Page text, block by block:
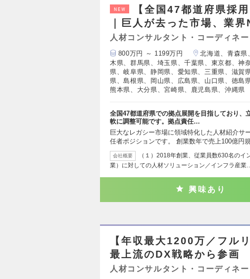
NEW
【全国47都道府県採
｜巨人が去った市場、業
人材コンサルタント・コーディネ
800万円 ～ 1199万円
北海道、青森県
木県、群馬県、埼玉県、千葉県、東京都、神
県、岐阜県、静岡県、愛知県、三重県、滋賀
県、島根県、岡山県、広島県、山口県、徳島
熊本県、大分県、宮崎県、鹿児島県、沖縄県
全国47都道府県での拠点展開を目指しており、
軟に調整可能です。拠点責任…
巨大なレガシー市場に領域特化した人材紹介サ
任者ポジションです。 創業数年で売上100億円
会社概要
（１）2018年創業、従業員数630名の
業）に対しての人材ソリューション／インフラ産業
興味あり
【年収最大1200万／フル
最上流のDX戦略から参画
人材コンサルタント・コーディネ